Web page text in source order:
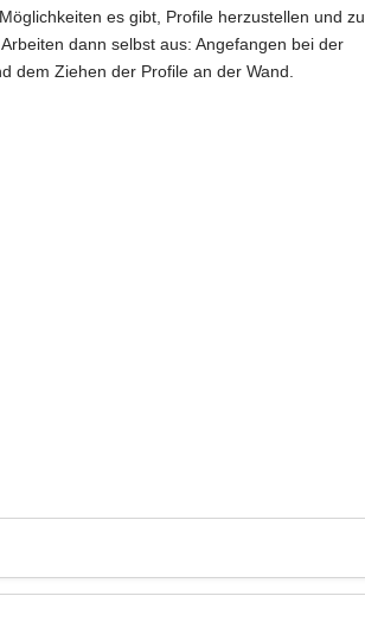
es gibt, Profile herzustellen und zu
dann selbst aus: Angefangen bei der
dem Ziehen der Profile an der Wand.